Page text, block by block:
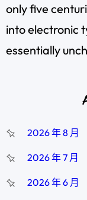
only five
into electronic
essentially
2026 年 8 月
2026 年 7 月
2026 年 6 月